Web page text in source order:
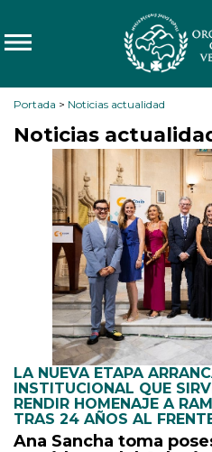
Portada > Noticias actualidad
Noticias
LA NUEVA ETAPA
INSTITUCIONAL QUE
RENDIR HOMENAJE A
TRAS 24 AÑOS AL
Ana Sancha toma